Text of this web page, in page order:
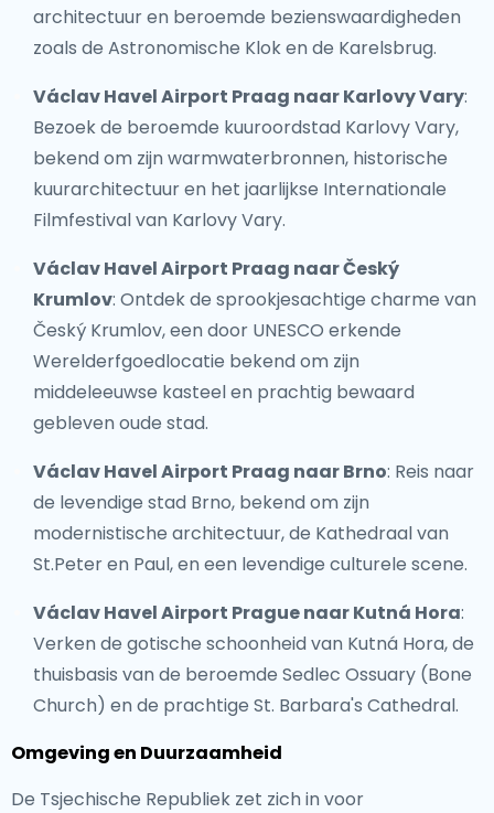
architectuur en beroemde bezienswaardigheden
zoals de Astronomische Klok en de Karelsbrug.
Václav Havel Airport Praag naar Karlovy Vary:
Bezoek de beroemde kuuroordstad Karlovy Vary,
bekend om zijn warmwaterbronnen, historische
kuurarchitectuur en het jaarlijkse Internationale
Filmfestival van Karlovy Vary.
Václav Havel Airport Praag naar Český
Krumlov: Ontdek de sprookjesachtige charme van
Český Krumlov, een door UNESCO erkende
Werelderfgoedlocatie bekend om zijn
middeleeuwse kasteel en prachtig bewaard
gebleven oude stad.
Václav Havel Airport Praag naar Brno: Reis naar
de levendige stad Brno, bekend om zijn
modernistische architectuur, de Kathedraal van
St.Peter en Paul, en een levendige culturele scene.
Václav Havel Airport Prague naar Kutná Hora:
Verken de gotische schoonheid van Kutná Hora, de
thuisbasis van de beroemde Sedlec Ossuary (Bone
Church) en de prachtige St. Barbara's Cathedral.
Omgeving en Duurzaamheid
De Tsjechische Republiek zet zich in voor